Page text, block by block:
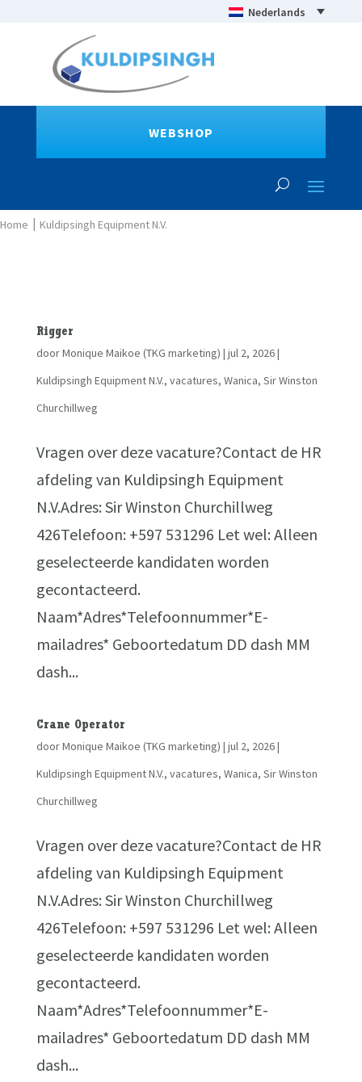
Nederlands
WEBSHOP
Kuldipsingh Equipment N.V.
Rigger
doorMonique Maikoe (TKG marketing) | jul 2, 2026|
Kuldipsingh Equipment N.V., vacatures, Wanica, Sir Winston
Churchillweg
Vragen over deze vacature?Contact de HR
afdeling van Kuldipsingh Equipment
N.V.Adres: Sir Winston Churchillweg
426Telefoon: +597 531296 Let wel: Alleen
geselecteerde kandidaten worden
gecontacteerd.
Naam*Adres*Telefoonnummer*E-
mailadres* Geboortedatum DD dash MM
dash...
Crane Operator
doorMonique Maikoe (TKG marketing) | jul 2, 2026|
Kuldipsingh Equipment N.V., vacatures, Wanica, Sir Winston
Churchillweg
Vragen over deze vacature?Contact de HR
afdeling van Kuldipsingh Equipment
N.V.Adres: Sir Winston Churchillweg
426Telefoon: +597 531296 Let wel: Alleen
geselecteerde kandidaten worden
gecontacteerd.
Naam*Adres*Telefoonnummer*E-
mailadres* Geboortedatum DD dash MM
dash...